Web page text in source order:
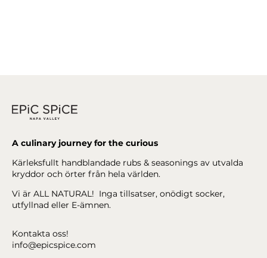
A culinary journey for the curious
Kärleksfullt handblandade rubs & seasonings av utvalda
kryddor och örter från hela världen.
Vi är ALL NATURAL! Inga tillsatser, onödigt socker,
utfyllnad eller E-ämnen.
Kontakta oss!
info@epicspice.com